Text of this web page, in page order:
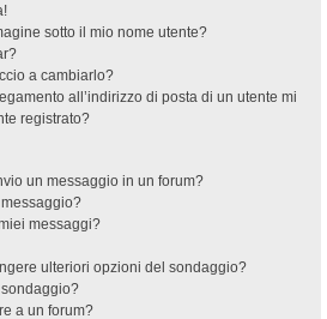
sotto il mio nome utente?
a cambiarlo?
all’indirizzo di posta di un utente mi
registrato?
un messaggio in un forum?
messaggi?
ulteriori opzioni del sondaggio?
a un forum?